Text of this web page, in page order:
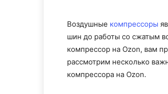
Воздушные компрессоры
шин до работы со сжатым
компрессор на Ozon, вам
рассмотрим несколько
компрессора на Ozon.